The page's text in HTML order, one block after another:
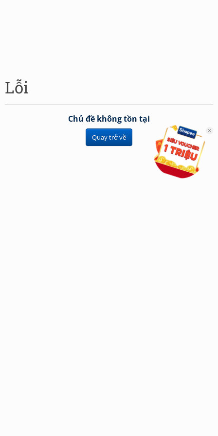
Lỗi
Chủ đề không tồn tại